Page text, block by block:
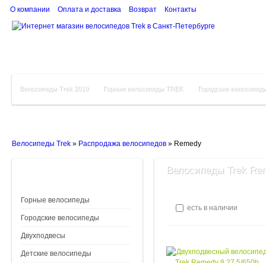
О компании Оплата и доставка Возврат Контакты
Велосипеды Trek 2019 Горные велосипеды TREK Городские
Велосипеды Trek » Распродажа велосипедов » Remedy
Горные велосипеды
Городские велосипеды
Двухподвесы
Детские велосипеды
Велосипеды Trek
есть в наличии